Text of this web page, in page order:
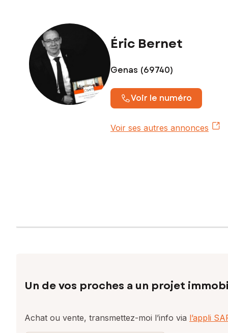
Éric Bernet
Genas (69740)
Voir le numéro
Voir ses autres annonces
Un de vos proches a un projet
Achat ou vente, transmettez-moi l’info via l’appli